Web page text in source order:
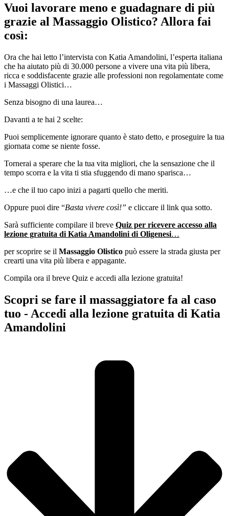
Vuoi lavorare meno e guadagnare di più
grazie al Massaggio Olistico? Allora fai
così:
Ora che hai letto l’intervista con Katia Amandolini, l’esperta italiana
che ha aiutato più di 30.000 persone a vivere una vita più libera,
ricca e soddisfacente grazie alle professioni non regolamentate come
i Massaggi Olistici…
Senza bisogno di una laurea…
Davanti a te hai 2 scelte:
Puoi semplicemente ignorare quanto è stato detto, e proseguire la tua
giornata come se niente fosse.
Tornerai a sperare che la tua vita migliori, che la sensazione che il
tempo scorra e la vita ti stia sfuggendo di mano sparisca…
…e che il tuo capo inizi a pagarti quello che meriti.
Oppure puoi dire “Basta vivere così!” e cliccare il link qua sotto.
Sarà sufficiente compilare il breve Quiz per ricevere accesso alla
lezione gratuita di Katia Amandolini di Oligenesi…
per scoprire se il Massaggio Olistico può essere la strada giusta per
crearti una vita più libera e appagante.
Compila ora il breve Quiz e accedi alla lezione gratuita!
Scopri se fare il massaggiatore fa al caso
tuo - Accedi alla lezione gratuita di Katia
Amandolini